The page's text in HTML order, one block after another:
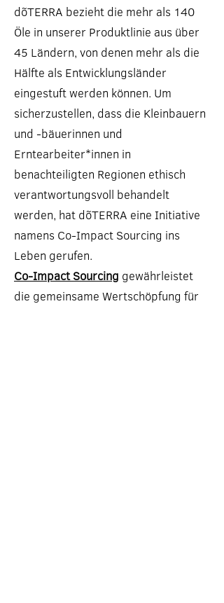
dõTERRA bezieht die mehr als 140
Öle in unserer Produktlinie aus über
45 Ländern, von denen mehr als die
Hälfte als Entwicklungsländer
eingestuft werden können. Um
sicherzustellen, dass die Kleinbauern
und -bäuerinnen und
Erntearbeiter*innen in
benachteiligten Regionen ethisch
verantwortungsvoll behandelt
werden, hat dõTERRA eine Initiative
namens Co-Impact Sourcing ins
Leben gerufen.
Co-Impact Sourcing gewährleistet
die gemeinsame Wertschöpfung für